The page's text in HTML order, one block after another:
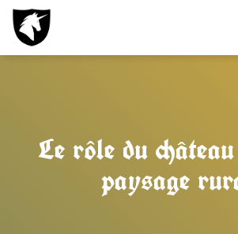
Le rôle du
paysage